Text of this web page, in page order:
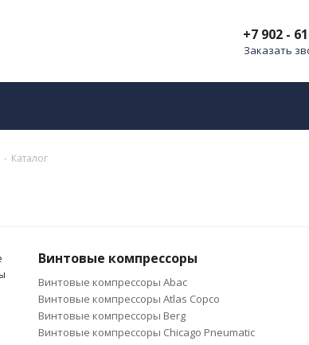
+7 902 -
Заказать
- Каталог
Винтовые компрессоры
Винтовые компрессоры Abac
Винтовые компрессоры Atlas Copco
Винтовые компрессоры Berg
Винтовые компрессоры Chicago Pneumatic